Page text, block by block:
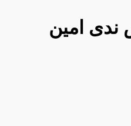
ندى امين